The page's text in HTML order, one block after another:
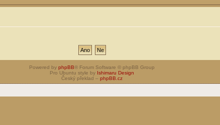
Powered by phpBB® Forum Software © phpBB Group
Pro Ubuntu style by Ishimaru Design
Český překlad – phpBB.cz